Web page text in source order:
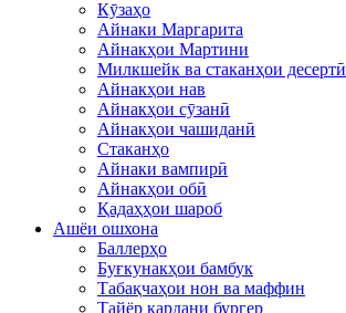
Кӯзаҳо
Айнаки Маргарита
Айнакҳои Мартини
Милкшейк ва стаканҳои десертӣ
Айнакҳои нав
Айнакҳои сӯзанӣ
Айнакҳои чашиданӣ
Стаканҳо
Айнаки вампирӣ
Айнакҳои обӣ
Қадаҳҳои шароб
Ашёи ошхона
Баллерҳо
Буғкунакҳои бамбук
Табақчаҳои нон ва маффин
Тайёр кардани бургер